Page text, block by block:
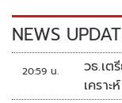
k k
NEWS
20:59 น.
วธ.เต
เคราะ